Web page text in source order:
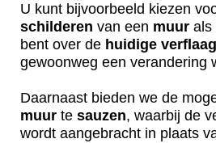
U kunt bijvoorbeeld kiezen
schilderen van een muur als
bent over de huidige verflaag
gewoonweg een verandering
Daarnaast bieden we de
muur te sauzen, waarbij de
wordt aangebracht in plaats